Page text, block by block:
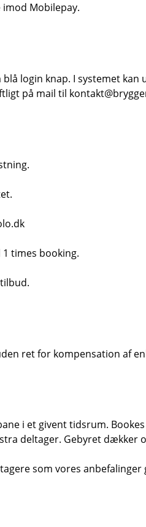
Mobilepay.
login knap. I systemet
på mail til
times booking.
ret for kompensation af
i et givent tidsrum.
deltager. Gebyret dækker
som vores